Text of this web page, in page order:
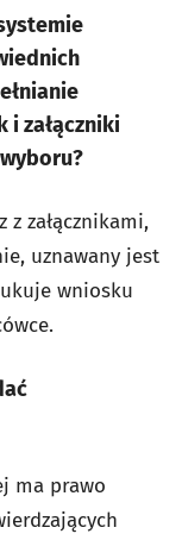
i załączniki
z załącznikami,
uznawany jest
wniosku
ma prawo